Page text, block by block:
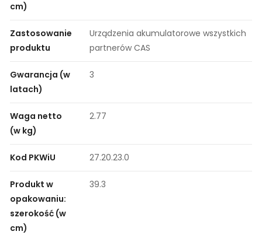
cm)
Zastosowanie
produktu
Urządzenia akumulatorowe wszystkich
partnerów CAS
Gwarancja (w
latach)
3
Waga netto
(w kg)
2.77
Kod PKWiU 27.20.23.0
Produkt w
opakowaniu:
szerokość (w
cm)
39.3